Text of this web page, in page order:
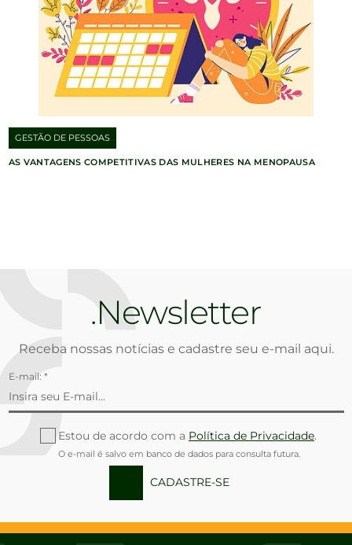
GESTÃO DE PESSOAS
AS VANTAGENS COMPETITIVAS DAS MULHERES NA MENOPAUSA
Newsletter
Receba nossas notícias e cadastre seu e-mail aqui.
E-mail: *
Estou de acordo com a Política de Privacidade.
O e-mail é salvo em banco de dados para consulta futura.
CADASTRE-SE